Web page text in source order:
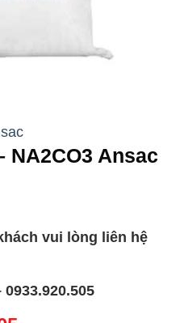
NA2CO3 Ansac
vui lòng liên hệ